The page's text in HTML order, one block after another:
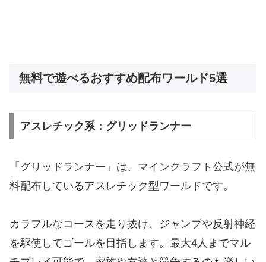
無料で遊べるおすすめ配布ワールド5選
アスレチック系：グリッドランナー
「グリッドランナー」は、マインクラフト公式が無
料配布しているアスレチック型ワールドです。
カラフルなコースを走り抜け、ジャンプや反射神経
を駆使してゴールを目指します。最大4人までマル